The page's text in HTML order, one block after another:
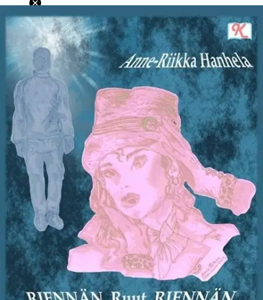
Ei saatavilla
Tuotekuvaus
Tarina kriisistä ja kärsimisestä. Tarina läheisriippuvuudesta ja
alkoholismista. Tarina kasvusta ja kehityksestä kohti eheyttä. ”Tarina
matkasta pimeyteen ja takaisin valoon. Matkasta, jonka monet
tekevät vain yhteen suuntaan.” Kalle Lähde, romaanin esipuhe
Tositapahtumiin pohjautuva romaani kietoo kerrontaansa faktaa ja
fiktiota; päähenkilöiden Ruutin ja Andrean kasvukertomukset,
heidän sukujensa historiaa sekä suomalaisen yhteiskunnan
tapahtumia ja asenneilmastoa sota-ajalta näihin päiviin asti. Romaani
kertoo päihderiippuvan läheisenä elämisestä, kuluttavasta,
läheisriippuvasta rakkaudesta, kärsimisestä ja lopulta selviämisestä.
Kriisin edessä pysähtyminen, nöyrtyminen, henkinen työ - yksin ja
yhdessä vertaistensa kanssa ponnistellen - ja turvautuminen
omavoimaisuuden sijasta itseään Korkeampaan Voimaan vievät
päähenkilön lopulta kohti uudenlaista, sisäistä mielenrauhaa. Päihde-
ja läheisriippuvuussairaudet minnesotahoidon näkökulmasta ovat
romaanin keskeinen viitekehys. Nämä perhesairaudet kuormittavat
yhteiskuntaamme rankasti. Päihderiippuvuudesta kärsii 10-15 %